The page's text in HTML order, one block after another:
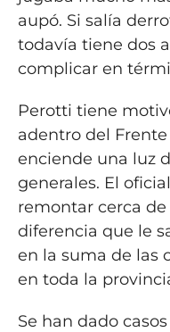
aupó. Si salía
todavía tiene dos
complicar en
Perotti tiene
adentro del Frente
enciende una luz
generales. El
remontar cerca de
diferencia que le
en la suma de las
en toda la
Se han dado